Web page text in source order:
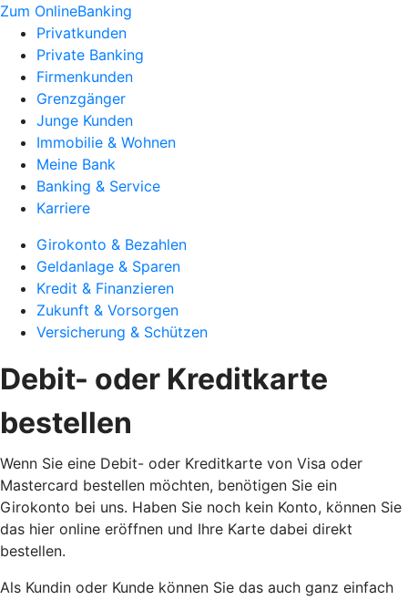
Zum OnlineBanking
Privatkunden
Private Banking
Firmenkunden
Grenzgänger
Junge Kunden
Immobilie & Wohnen
Meine Bank
Banking & Service
Karriere
Girokonto & Bezahlen
Geldanlage & Sparen
Kredit & Finanzieren
Zukunft & Vorsorgen
Versicherung & Schützen
Debit- oder Kreditkarte
bestellen
Wenn Sie eine Debit- oder Kreditkarte von Visa oder
Mastercard bestellen möchten, benötigen Sie ein
Girokonto bei uns. Haben Sie noch kein Konto, können Sie
das hier online eröffnen und Ihre Karte dabei direkt
bestellen.
Als Kundin oder Kunde können Sie das auch ganz einfach